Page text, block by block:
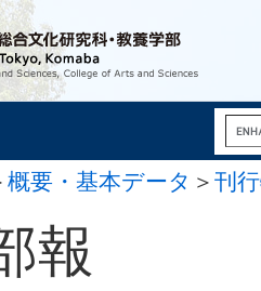
概要・基本データ ＞ 刊
報